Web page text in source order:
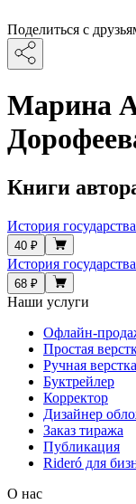
Поделиться с
Марина
Книги
История
40 ₽
История
68 ₽
Наши услуги
Офлайн-
Простая
Ручная верстка
Буктрейлер
Корректор
Дизайнер
Заказ тиража
Публикация
Rideró для
О нас